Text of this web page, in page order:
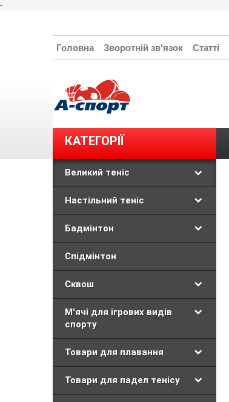
-
Головна Зворотній зв'язок Статті
КАТЕГОРІЇ
Великий теніс
Настільний теніс
Бадмінтон
Спідмінтон
Сквош
М'ячі для ігрових видів
спорту
Товари для плавання
Товари для падел тенісу